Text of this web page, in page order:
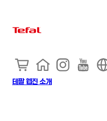
테팔 웹진 소개